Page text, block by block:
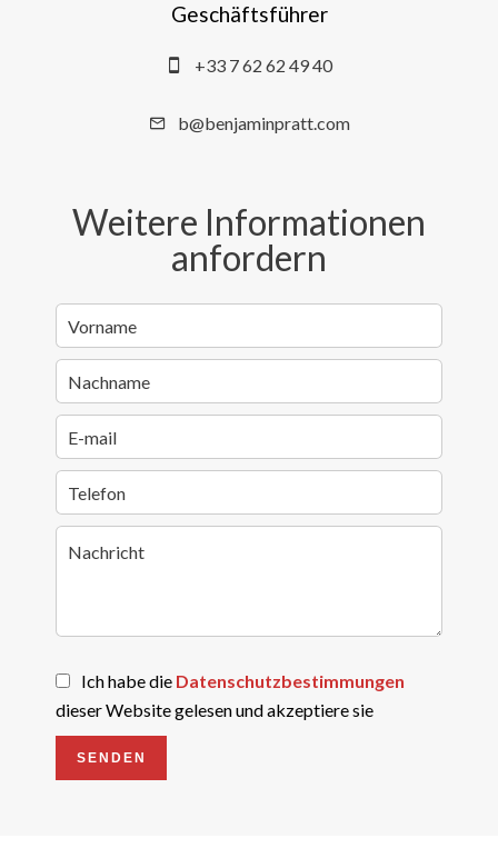
Geschäftsführer
+33 7 62 62 49 40
b@benjaminpratt.com
Weitere Informationen
anfordern
Ich habe die Datenschutzbestimmungen
dieser Website gelesen und akzeptiere sie
SENDEN